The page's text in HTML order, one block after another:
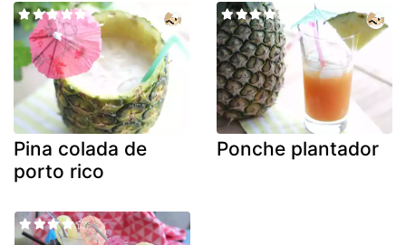
Pina colada de
porto rico
Ponche plantador